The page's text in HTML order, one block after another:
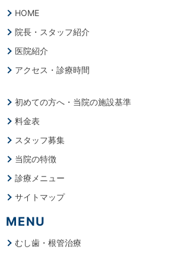
HOME
院長・スタッフ紹介
医院紹介
アクセス・診療時間
初めての方へ・当院の施設基準
料金表
スタッフ募集
当院の特徴
診療メニュー
サイトマップ
MENU
むし歯・根管治療